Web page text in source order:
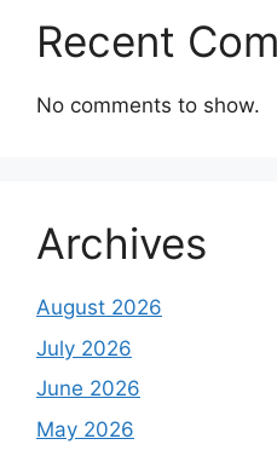
Recent
No comments to show.
Archives
August 2026
July 2026
June 2026
May 2026